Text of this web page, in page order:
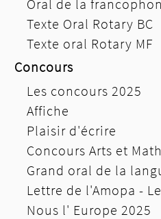
Oral de la
Texte Oral Rotary BC
Texte oral Rotary MF
Concours
Les concours 2025
Affiche
Plaisir d'écrire
Concours Arts et
Grand oral de la
Lettre de l'Amopa -
Nous l' Europe 2025